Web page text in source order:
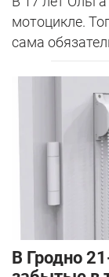
мотоцикле.
сама
В Гродно